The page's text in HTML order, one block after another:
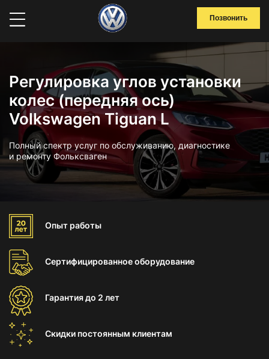
Позвонить
Регулировка углов установки
колес (передняя ось)
Volkswagen Tiguan L
Полный спектр услуг по обслуживанию, диагностике
и ремонту Фольксваген
Опыт работы
Сертифицированноеоборудование
Гарантиядо 2 лет
Скидки постоянным клиентам